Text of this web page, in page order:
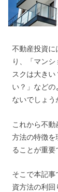
不動産投資に
り、「マン
スクは大き
い？」など
ないでしょう
これから不
方法の特徴を
ることが重要
そこで本記
資方法の利